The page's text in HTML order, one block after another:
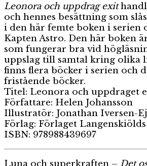
Leonora och uppdrag exit
och hennes besättning som
i den här femte boken i serien
Kapten Astro. Den här boken
som fungerar bra vid
uppslag till samtal kring olika
finns flera böcker i serien och
fristående böcker.
Titel: Leonora och uppdraget
Författare: Helen Johansson
Illustratör: Jonathan Iversen-
Förlag: Förlaget Langenskiölds
ISBN: 978988439697
Luna och superkraften – Det